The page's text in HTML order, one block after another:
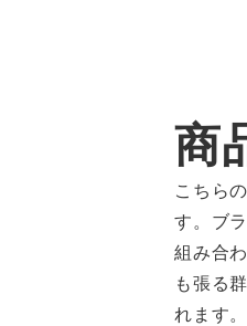
商
こちら
す。ブ
組み合
も張る
れます。